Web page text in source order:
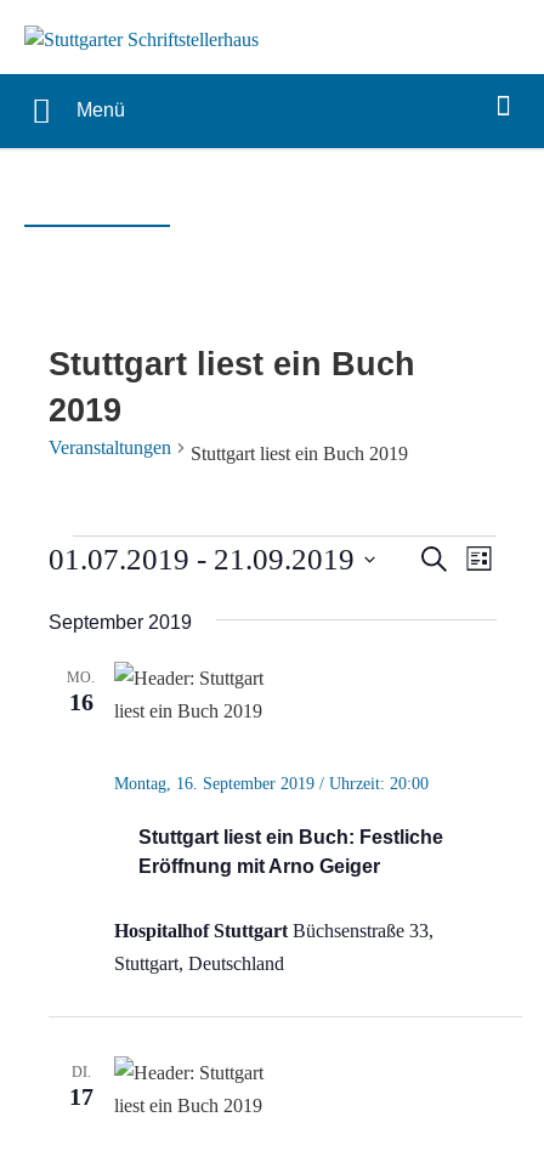
Menü
Stuttgart liest ein Buch
2019
Veranstaltungen Stuttgart liest ein Buch 2019
Veranstaltungen SucheListe
01.07.2019 - 21.09.2019
wählen.
September 2019
MO.
16
Stuttgart liest ein Buch: Festliche
Eröffnung mit Arno Geiger
Montag, 16. September 2019 / Uhrzeit: 20:00
Hospitalhof Stuttgart Büchsenstraße 33,
Stuttgart, Deutschland
DI.
17